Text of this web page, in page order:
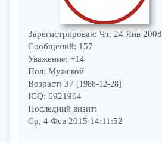
Зарегистрирован: Чт, 24 Янв 2008
Сообщений: 157
Уважение: +14
Пол: Мужской
Возраст: 37 [1988-12-28]
ICQ: 6921964
Последний визит:
Ср, 4 Фев 2015 14:11:52